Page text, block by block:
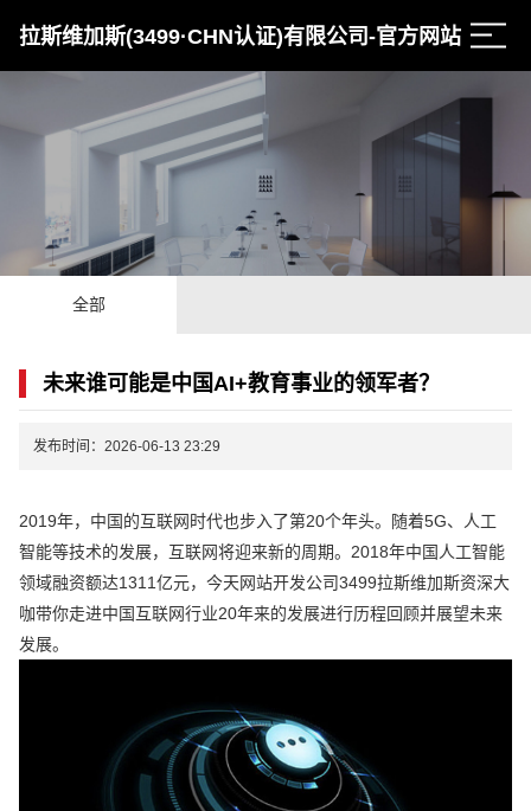
拉斯维加斯(3499·CHN认证)有限公司-官方网站
全部
未来谁可能是中国AI+教育事业的领军者？
发布时间：2026-06-13 23:29
2019年，中国的互联网时代也步入了第20个年头。随着5G、人工
智能等技术的发展，互联网将迎来新的周期。2018年中国人工智能
领域融资额达1311亿元，今天网站开发公司3499拉斯维加斯资深大
咖带你走进中国互联网行业20年来的发展进行历程回顾并展望未来
发展。